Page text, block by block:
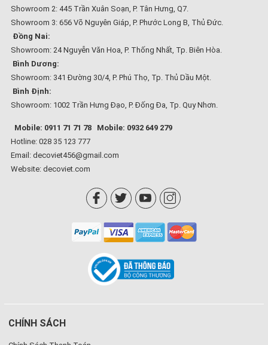
Showroom 2: 445 Trần Xuân Soạn, P. Tân Hưng, Q7.
Showroom 3: 656 Võ Nguyên Giáp, P. Phước Long B, Thủ Đức.
Đồng Nai:
Showroom: 24 Nguyễn Văn Hoa, P. Thống Nhất, Tp. Biên Hòa.
Bình Dương:
Showroom: 341 Đường 30/4, P. Phú Thọ, Tp. Thủ Dầu Một.
Bình Định:
Showroom: 1002 Trần Hưng Đạo, P. Đống Đa, Tp. Quy Nhơn.
Mobile: 0911 71 71 78
Mobile: 0932 649 279
Hotline: 028 35 123 777
Email: decoviet456@gmail.com
Website: decoviet.com
CHÍNH SÁCH